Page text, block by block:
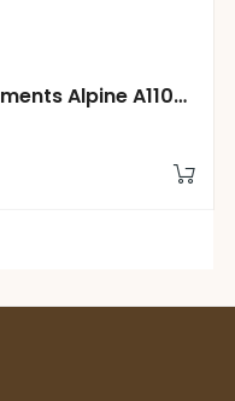
Alpine A110